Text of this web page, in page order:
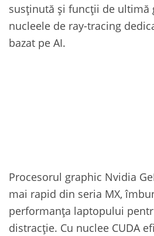
susținută și funcții de ultimă
nucleele de ray-tracing
bazat pe AI.
Procesorul graphic Nvidia
mai rapid din seria MX,
performanța laptopului
distracție. Cu nuclee CUDA